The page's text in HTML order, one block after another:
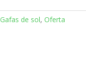
Gafas de sol,Oferta